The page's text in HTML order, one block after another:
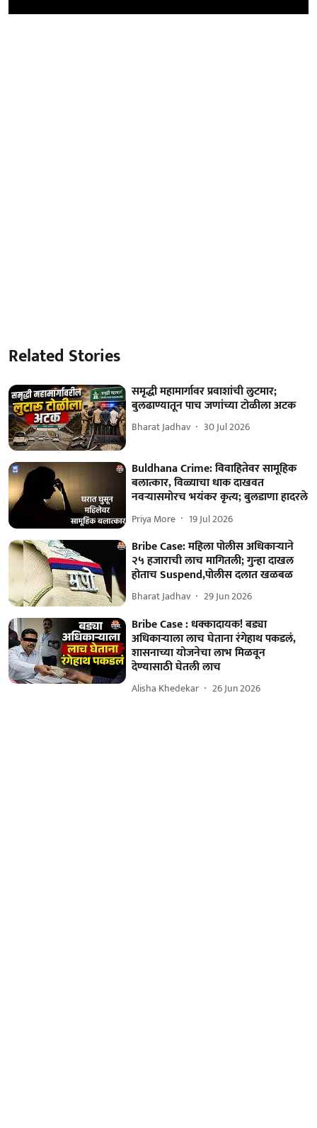
Related Stories
समृद्धी महामार्गावर प्रवाशांची लुटमार;
बुलढाण्यातून पाच जणांच्या टोळीला अटक
Bharat Jadhav 30 Jul 2026
Buldhana Crime: विवाहितेवर सामूहिक
बलात्कार, विळ्याचा धाक दाखवत
नवऱ्यासमोरच भयंकर कृत्य; बुलडाणा हादरले
Priya More 19 Jul 2026
Bribe Case: महिला पोलीस अधिकाऱ्याने
२५ हजाराची लाच मागितली; गुन्हा दाखल
होताच Suspend,पोलीस दलात खळबळ
Bharat Jadhav 29 Jun 2026
Bribe Case : धक्कादायक! बड्या
अधिकाऱ्याला लाच घेताना रंगेहाथ पकडलं,
शासनाच्या योजनेचा लाभ मिळवून
देण्यासाठी घेतली लाच
Alisha Khedekar 26 Jun 2026